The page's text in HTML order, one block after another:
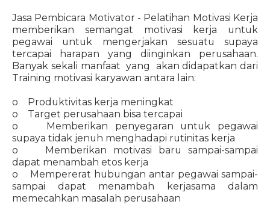
Jasa Pembicara Motivator - Pelatihan Motivasi Kerja
memberikan semangat motivasi kerja untuk
pegawai untuk mengerjakan sesuatu supaya
tercapai harapan yang diinginkan perusahaan.
Banyak sekali manfaat yang akan didapatkan dari
Training motivasi karyawan antara lain:
o Produktivitas kerja meningkat
o Target perusahaan bisa tercapai
o Memberikan penyegaran untuk pegawai
supaya tidak jenuh menghadapi rutinitas kerja
o Memberikan motivasi baru sampai-sampai
dapat menambah etos kerja
o Mempererat hubungan antar pegawai sampai-
sampai dapat menambah kerjasama dalam
memecahkan masalah perusahaan